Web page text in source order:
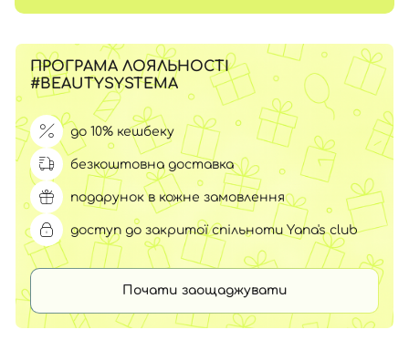
ПРОГРАМА ЛОЯЛЬНОСТІ
#BEAUTYSYSTEMA
до 10% кешбеку
безкоштовна доставка
подарунок в кожне замовлення
доступ до закритої спільноти Yana's club
Почати заощаджувати